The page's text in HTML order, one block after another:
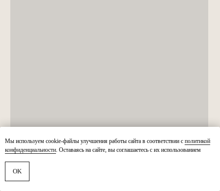
Мы используем cookie-файлы улучшения работы сайта в соответствии с политикой
конфиденциальности. Оставаясь на сайте, вы соглашаетесь с их использованием
OK